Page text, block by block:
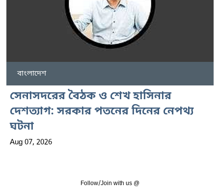
বাংলাদেশ
সেনাসদরের বৈঠক ও শেখ হাসিনার
দেশত্যাগ: সরকার পতনের দিনের নেপথ্য
ঘটনা
Aug 07, 2026
Follow/Join with us @